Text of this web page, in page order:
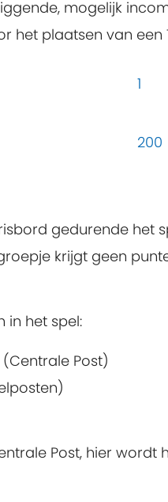
mogelijk
het plaatsen van
1
200
gedurende het
krijgt geen
in het spel:
Post)
Post, hier wordt